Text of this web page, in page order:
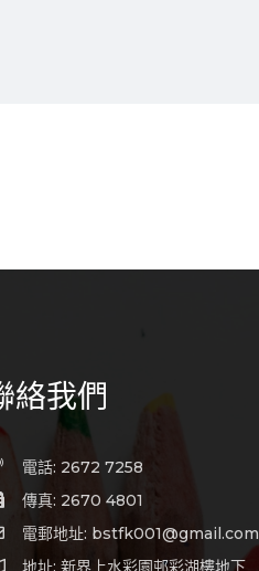
絡我們
電話: 2672 7258
傳真: 2670 4801
電郵地址: bstfk001@gmail.com
地址: 新界上水彩園邨彩湖樓地下